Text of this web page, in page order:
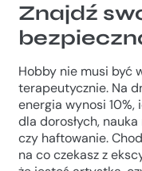
Znajdź
Hobby nie musi być
terapeutycznie. Na
energia wynosi
dla dorosłych,
czy haftowanie.
na co czekasz z